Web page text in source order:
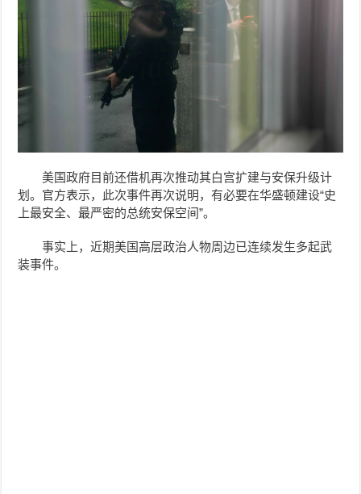
美国政府目前还借机再次推动其白宫扩建与安保升级计
划。官方表示，此次事件再次说明，有必要在华盛顿建设“史
上最安全、最严密的总统安保空间”。
事实上，近期美国高层政治人物周边已连续发生多起武
装事件。